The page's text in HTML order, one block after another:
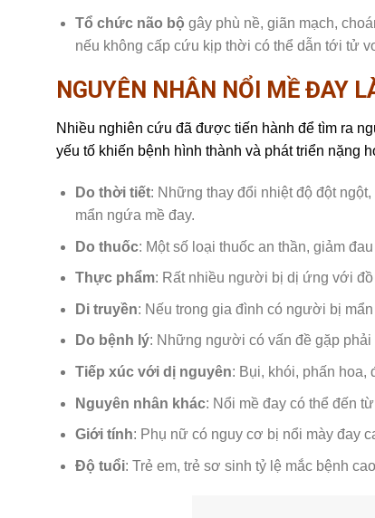
Tổ chức não bộ gây phù nề, giãn mạch,
nếu không cấp cứu kịp thời có thể dẫn tới tử
NGUYÊN NHÂN NỔI MỀ ĐAY
Nhiều nghiên cứu đã được tiến hành để tìm ra
yếu tố khiến bệnh hình thành và phát triển nặng
Do thời tiết: Những thay đổi nhiệt độ đột
mẩn ngứa mề đay.
Do thuốc: Một số loại thuốc an thần, giảm
Thực phẩm: Rất nhiều người bị dị ứng với
Di truyền: Nếu trong gia đình có người bị
Do bệnh lý: Những người có vấn đề gặp
Tiếp xúc với dị nguyên: Bụi, khói, phấn hoa,
Nguyên nhân khác: Nổi mề đay có thể đến
Giới tính: Phụ nữ có nguy cơ bị nổi mày đay
Độ tuổi: Trẻ em, trẻ sơ sinh tỷ lệ mắc bệnh